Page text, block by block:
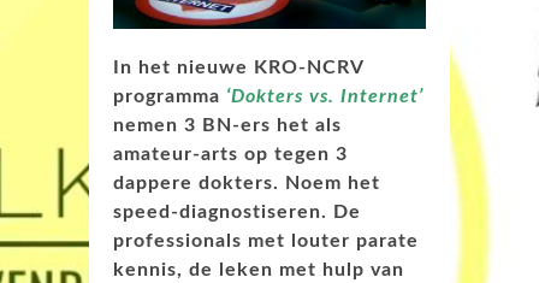
In het nieuwe KRO-NCRV
programma ‘Dokters vs. Internet’
nemen 3 BN-ers het als
amateur-arts op tegen 3
dappere dokters. Noem het
speed-diagnostiseren. De
professionals met louter parate
kennis, de leken met hulp van